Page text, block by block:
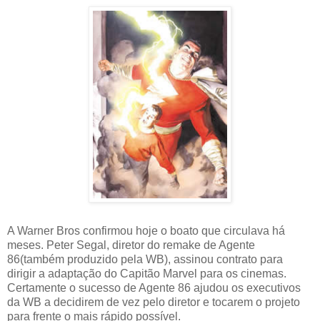
A Warner Bros confirmou hoje o boato que circulava há
meses. Peter Segal, diretor do remake de Agente
86(também produzido pela WB), assinou contrato para
dirigir a adaptação do Capitão Marvel para os cinemas.
Certamente o sucesso de Agente 86 ajudou os executivos
da WB a decidirem de vez pelo diretor e tocarem o projeto
para frente o mais rápido possível.